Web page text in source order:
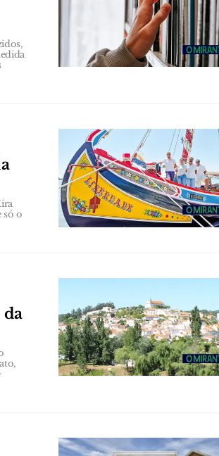
só o
da